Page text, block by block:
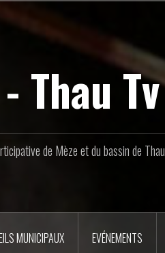
Thau Tv
de Mèze et du bassin de Thau
MUNICIPAUX EVÉNEMENTS